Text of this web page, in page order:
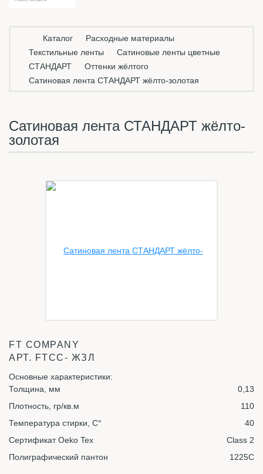
Каталог
Расходные материалы
Текстильные ленты
Сатиновые ленты цветные
СТАНДАРТ
Оттенки жёлтого
Сатиновая лента СТАНДАРТ жёлто-золотая
Сатиновая лента СТАНДАРТ жёлто-
золотая
FT COMPANY
АРТ. FTСС- ЖЗЛ
Основные характеристики:
Толщина, мм
0,13
Плотность, гр/кв.м
110
Температура стирки, С°
40
Сертификат Oeko Tex
Class 2
Полиграфический пантон
1225C